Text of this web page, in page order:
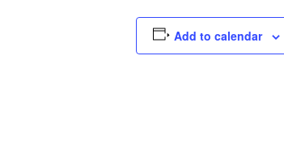
Add to calendar